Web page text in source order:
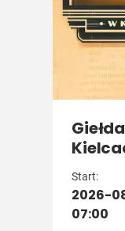
Start:
2026-
07:00